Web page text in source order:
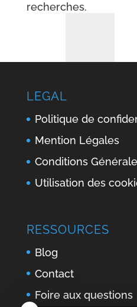
recherches.
LEGAL
Politique de
Mention Légales
Conditions
Utilisation des
RESSOURCES
Blog
Contact
Foire aux questions